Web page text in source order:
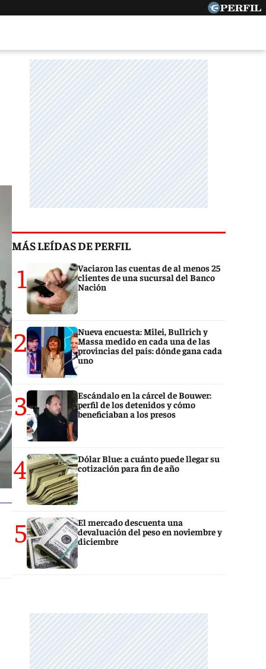
MÁS LEÍDAS DE PERFIL
1
Vaciaron las cuentas de al menos 25
clientes de una sucursal del Banco
Nación
2
Nueva encuesta: Milei, Bullrich y
Massa medido en cada una de las
provincias del país: dónde gana cada
uno
3
Escándalo en la cárcel de Bouwer:
perfil de los detenidos y cómo
beneficiaban a los presos
4
Dólar Blue: a cuánto puede llegar su
cotización para fin de año
5
El mercado descuenta una
devaluación del peso en noviembre y
diciembre